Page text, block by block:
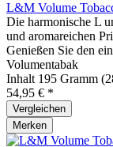
L&M Volume
Die harmonische L
und aromareichen
Genießen Sie den
Volumentabak
Inhalt 195 Gramm
54,95 € *
Vergleichen
Merken